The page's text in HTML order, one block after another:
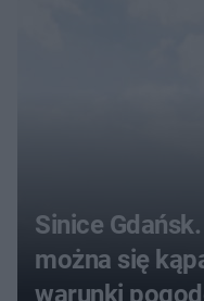
Sinice
można się
warunki